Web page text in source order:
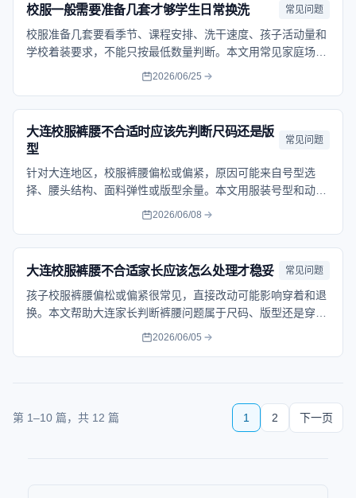
校服一般需要准备几套才够学生日常换洗 常见问题
校服准备几套要看季节、课程安排、洗干速度、孩子活动量和
学校着装要求，不能只按最低数量判断。本文用常见家庭场景
说明备装思路，帮助家长安排日常换洗更从容。帮助家长按流
2026/06/25
大连校服裤腰不合适时应该先判断尺码还是版
型
常见问题
针对大连地区，校服裤腰偏松或偏紧，原因可能来自号型选
择、腰头结构、面料弹性或版型余量。本文用服装号型和动态
试穿的方法区分具体问题来源，并给出换码、调整和售后处理
2026/06/08
大连校服裤腰不合适家长应该怎么处理才稳妥 常见问题
孩子校服裤腰偏松或偏紧很常见，直接改动可能影响穿着和退
换。本文帮助大连家长判断裤腰问题属于尺码、版型还是穿着
习惯，并给出试穿、记录、沟通和调整的完整处理顺序建议。
2026/06/05
第 1–10 篇，共 12 篇 1 2 下一页